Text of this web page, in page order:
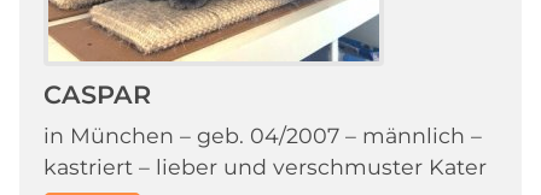
CASPAR
in München – geb. 04/2007 – männlich –
kastriert – lieber und verschmuster Kater